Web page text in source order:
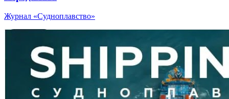
Журнал «Судноплавство»